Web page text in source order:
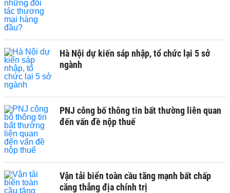
Hà Nội dự kiến sáp nhập, tổ chức lại 5 sở
ngành
PNJ công bố thông tin bất thường liên quan
đến vấn đề nộp thuế
Vận tải biển toàn cầu tăng mạnh bất chấp
căng thẳng địa chính trị